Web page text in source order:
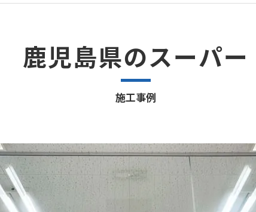
施工事例
鹿児島県のスーパー